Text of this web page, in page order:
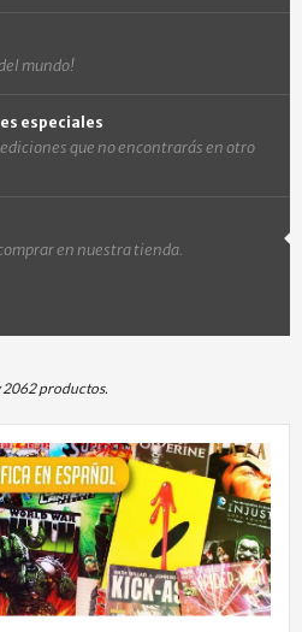
mundo!
especiales
que no encontrarás en otro
en nuestra tienda.
2062 productos.